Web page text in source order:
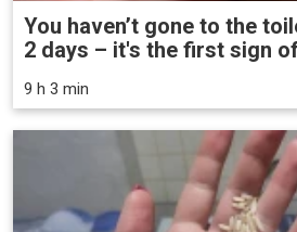
You haven’t gone to the
2 days – it's the first sign
9 h 3 min